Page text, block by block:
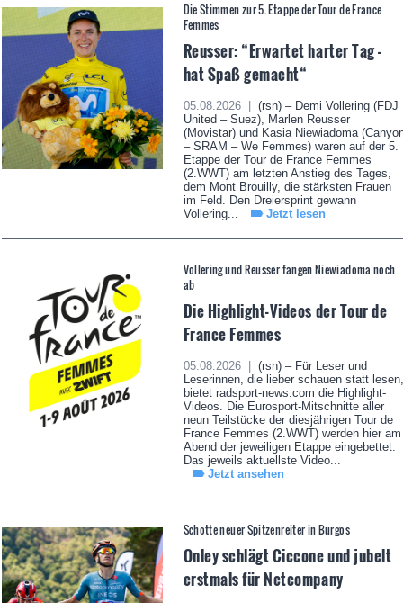
Die Stimmen zur 5. Etappe der Tour de France
Femmes
Reusser: “Erwartet harter Tag -
hat Spaß gemacht“
05.08.2026 |
(rsn) – Demi Vollering (FDJ
United – Suez), Marlen Reusser
(Movistar) und Kasia Niewiadoma
– SRAM – We Femmes) waren auf der 5.
Etappe der Tour de France Femmes
(2.WWT) am letzten Anstieg des Tages,
dem Mont Brouilly, die stärksten Frauen
im Feld. Den Dreiersprint gewann
Vollering...
Jetzt lesen
Vollering und Reusser fangen Niewiadoma noch
ab
Die Highlight-Videos der Tour de
France Femmes
05.08.2026 |
(rsn) – Für Leser und
Leserinnen, die lieber schauen statt lesen,
bietet radsport-news.com die Highlight-
Videos. Die Eurosport-Mitschnitte aller
neun Teilstücke der diesjährigen Tour de
France Femmes (2.WWT) werden hier am
Abend der jeweiligen Etappe eingebettet.
Das jeweils aktuellste Video...
Jetzt ansehen
Schotte neuer Spitzenreiter in Burgos
Onley schlägt Ciccone und jubelt
erstmals für Netcompany